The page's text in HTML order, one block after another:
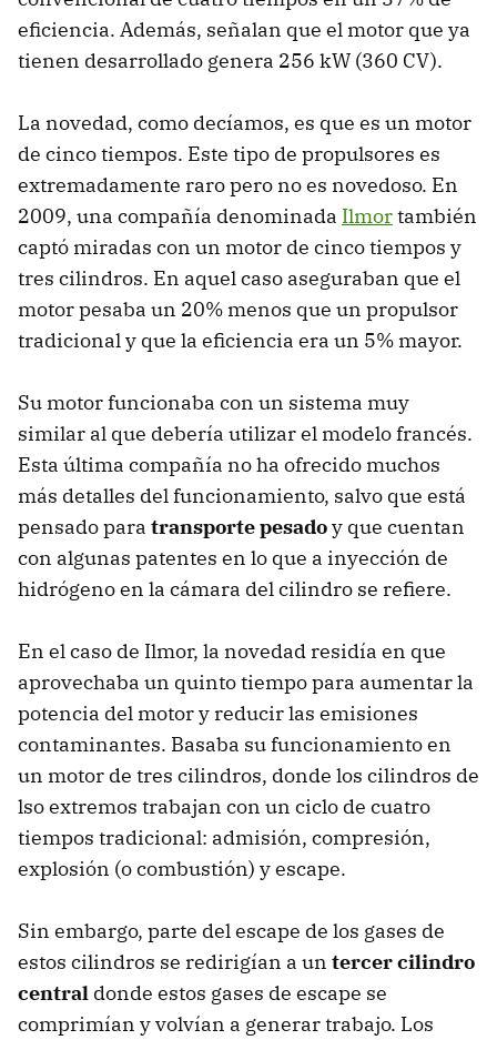
eficiencia. Además, señalan que el motor que ya
tienen desarrollado genera 256 kW (360 CV).
La novedad, como decíamos, es que es un motor
de cinco tiempos. Este tipo de propulsores es
extremadamente raro pero no es novedoso. En
2009, una compañía denominada Ilmortambién
captó miradas con un motor de cinco tiempos y
tres cilindros. En aquel caso aseguraban que el
motor pesaba un 20% menos que un propulsor
tradicional y que la eficiencia era un 5% mayor.
Su motor funcionaba con un sistema muy
similar al que debería utilizar el modelo francés.
Esta última compañía no ha ofrecido muchos
más detalles del funcionamiento, salvo que está
pensado para transporte pesadoy que cuentan
con algunas patentes en lo que a inyección de
hidrógeno en la cámara del cilindro se refiere.
En el caso de Ilmor, la novedad residía en que
aprovechaba un quinto tiempo para aumentar la
potencia del motor y reducir las emisiones
contaminantes. Basaba su funcionamiento en
un motor de tres cilindros, donde los cilindros de
lso extremos trabajan con un ciclo de cuatro
tiempos tradicional: admisión, compresión,
explosión (o combustión) y escape.
Sin embargo, parte del escape de los gases de
estos cilindros se redirigían a un tercer cilindro
central donde estos gases de escape se
comprimían y volvían a generar trabajo. Los